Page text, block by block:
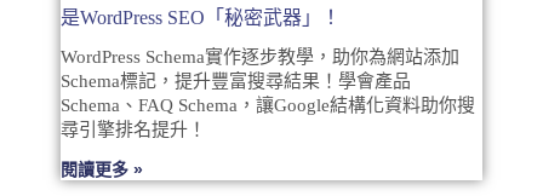
是WordPress SEO「秘密武器」！
WordPress Schema實作逐步教學，助你為網站添加
Schema標記，提升豐富搜尋結果！學會產品
Schema、FAQ Schema，讓Google結構化資料助你搜
尋引擎排名提升！
閱讀更多 »